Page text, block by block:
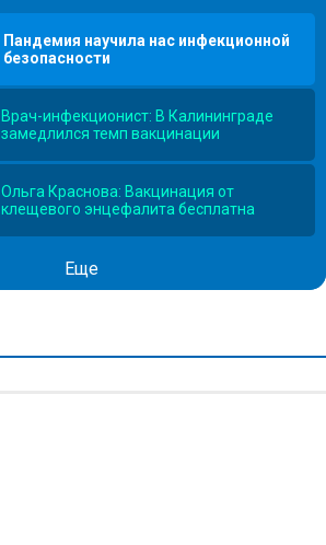
Пандемия научила нас инфекционной
безопасности
Врач-инфекционист: В Калининграде
замедлился темп вакцинации
Ольга Краснова: Вакцинация от
клещевого энцефалита бесплатна
Еще